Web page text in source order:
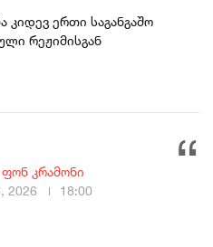
კიდევ ერთი საგანგაშო
რეჟიმისგან
კრამონი
2026
18:00